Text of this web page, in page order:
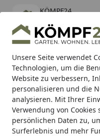
Unsere Seite verwendet
Technologien, um die
Website zu verbessern,
personalisieren und die
analysieren. Mit Ihrer
Verwendung von
persönlichen Daten zu,
Surferlebnis und mehr
KÖMPF24
kostenlos - Im App Store
Alle Produkte
Mein Konto
Suchen
Karibu Pools inkl.
Starterset